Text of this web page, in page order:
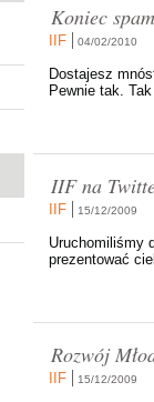
Koniec
IIF 04/02/2010
Dostajesz
Pewnie tak.
IIF na
IIF 15/12/2009
Uruchomiliśmy
prezentować
Rozwój
IIF 15/12/2009